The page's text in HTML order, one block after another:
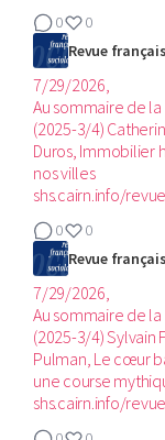
0
0
Revue
7/29/2026,
Au sommaire de
(2025-3/4)‬
Duros, Immobilier
nos villes
shs.cairn.info/
0
0
Revue
7/29/2026,
Au sommaire de
(2025-3/4)‬ Sylvain
Pulman, Le cœur
une course
shs.cairn.info/